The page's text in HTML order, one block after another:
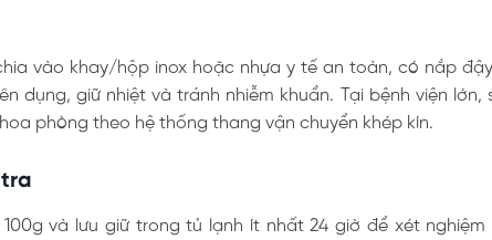
vào khay/hộp inox hoặc nhựa y tế an toàn, có nắp
dụng, giữ nhiệt và tránh nhiễm khuẩn. Tại bệnh viện lớn,
phòng theo hệ thống thang vận chuyển khép kín.
và lưu giữ trong tủ lạnh ít nhất 24 giờ để xét nghiệm